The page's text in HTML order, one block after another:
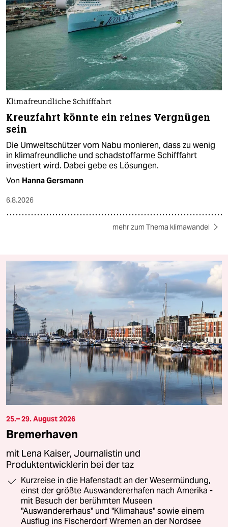
Klimafreundliche Schifffahrt
Kreuzfahrt könnte ein reines Vergnügen
sein
Die Umweltschützer vom Nabu monieren, dass zu wenig
in klimafreundliche und schadstoffarme Schifffahrt
investiert wird. Dabei gebe es Lösungen.
Von Hanna Gersmann
6.8.2026
mehr zum Thema klimawandel
25.– 29. August 2026
Bremerhaven
mit Lena Kaiser, Journalistin und
Produktentwicklerin bei der taz
Kurzreise in die Hafenstadt an der Wesermündung,
einst der größte Auswandererhafen nach Amerika -
mit Besuch der berühmten Museen
"Auswandererhaus" und "Klimahaus" sowie einem
Ausflug ins Fischerdorf Wremen an der Nordsee